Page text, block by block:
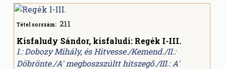
Tétel sorszám: 211
Kisfaludy Sándor, kisfaludi: Regék I-III.
I.: Dobozy Mihály, és Hitvesse./Kemend./II.:
Döbrönte./A' megboszszúltt hitszegő./III.: A'